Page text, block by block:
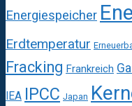
Energiespeicher
Erdtemperatur
Fracking Frankreich
IEA IPCC Japan